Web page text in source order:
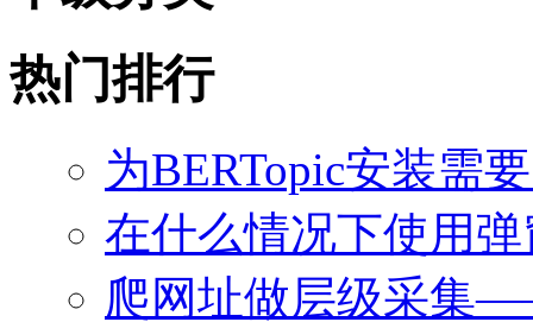
热门排行
为BERTopic安装需
在什么情况下使用
爬网址做层级采集